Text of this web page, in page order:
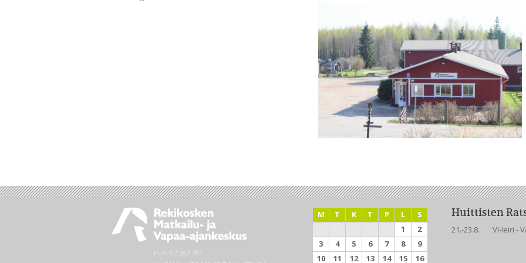
PUH. 02 567 797
M T K T P L
S
1
2
3
4 5 6 7 8
9
10
11 12 13 14 15 16
Huittisten
21.-23.8. Vl-leiri -